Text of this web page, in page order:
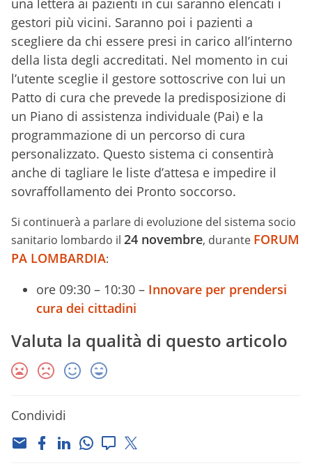
una lettera ai pazienti in cui saranno elencati i
gestori più vicini. Saranno poi i pazienti a
scegliere da chi essere presi in carico all’interno
della lista degli accreditati. Nel momento in cui
l’utente sceglie il gestore sottoscrive con lui un
Patto di cura che prevede la predisposizione di
un Piano di assistenza individuale (Pai) e la
programmazione di un percorso di cura
personalizzato. Questo sistema ci consentirà
anche di tagliare le liste d’attesa e impedire il
sovraffollamento dei Pronto soccorso.
Si continuerà a parlare di evoluzione del sistema socio
sanitario lombardo il 24 novembre, durante FORUM
PA LOMBARDIA:
ore 09:30 – 10:30 – Innovare per prendersi
cura dei cittadini
Valuta la qualità di questo articolo
Condividi